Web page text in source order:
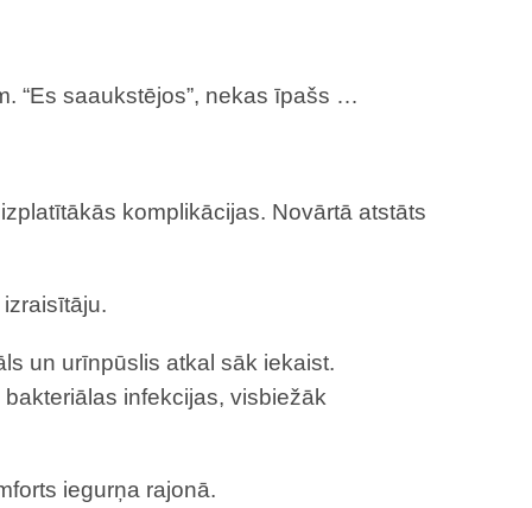
“Es saaukstējos”, nekas īpašs …
komplikācijas. Novārtā atstāts
un urīnpūslis atkal sāk iekaist.
infekcijas, visbiežāk
iegurņa rajonā.